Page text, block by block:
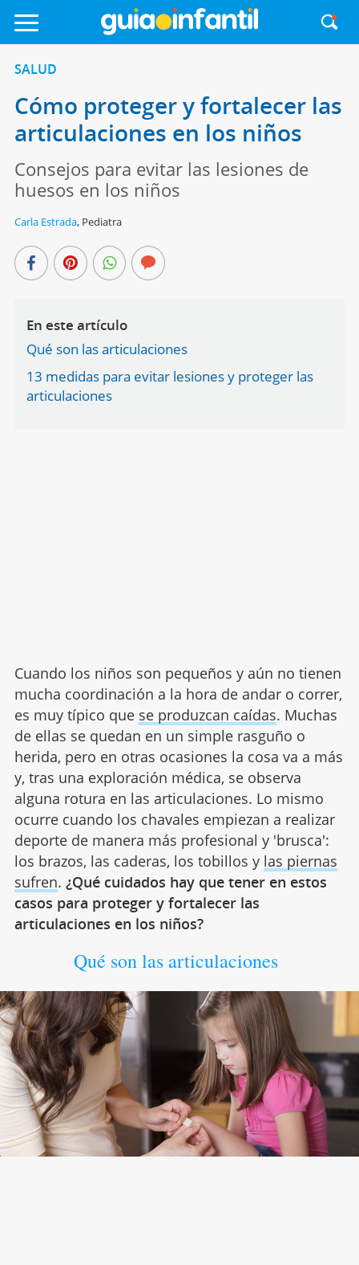
SALUD
Cómo proteger y fortalecer las
articulaciones en los niños
Consejos para evitar las lesiones de
huesos en los niños
Carla Estrada, Pediatra
En este artículo
Qué son las articulaciones
13 medidas para evitar lesiones y proteger las
articulaciones
Cuando los niños son pequeños y aún no tienen
mucha coordinación a la hora de andar o correr,
es muy típico que se produzcan caídas. Muchas
de ellas se quedan en un simple rasguño o
herida, pero en otras ocasiones la cosa va a más
y, tras una exploración médica, se observa
alguna rotura en las articulaciones. Lo mismo
ocurre cuando los chavales empiezan a realizar
deporte de manera más profesional y 'brusca':
los brazos, las caderas, los tobillos y las piernas
sufren. ¿Qué cuidados hay que tener en estos
casos para proteger y fortalecer las
articulaciones en los niños?
Qué son las articulaciones